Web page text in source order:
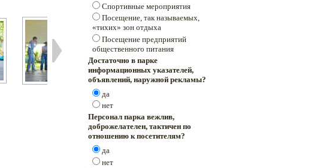
Спортивные мероприятия
Посещение, так называемых,
«тихих» зон отдыха
Посещение предприятий
общественного питания
Достаточно в парке
информационных указателей,
объявлений, наружной рекламы?
да
нет
Персонал парка вежлив,
доброжелателен, тактичен по
отношению к посетителям?
да
нет